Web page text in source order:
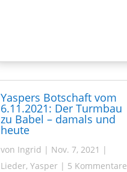
Yaspers Botschaft vom
6.11.2021: Der Turmbau
zu Babel – damals und
heute
von Ingrid | Nov. 7, 2021 |
Lieder,Yasper | 5 Kommentare